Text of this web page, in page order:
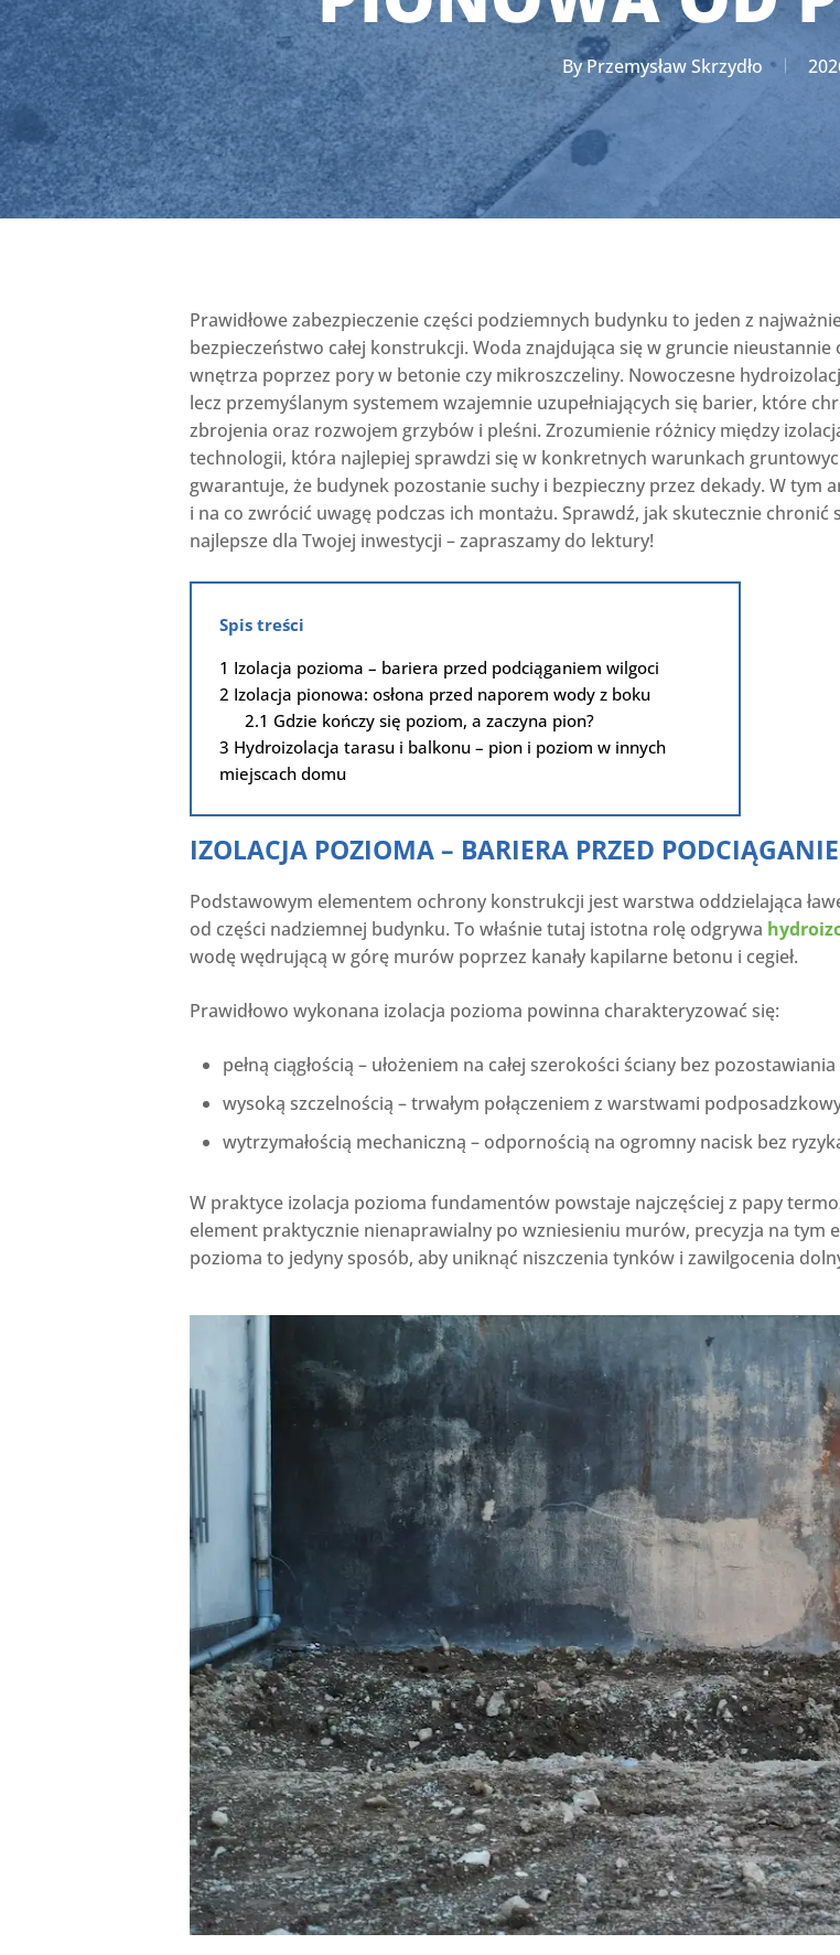
ByPrzemysław Skrzydło
Prawidłowe zabezpieczenie części podziemnych budynku to jeden z
bezpieczeństwo całej konstrukcji. Woda znajdująca się w gruncie
wnętrza poprzez pory w betonie czy mikroszczeliny. Nowoczesne
lecz przemyślanym systemem wzajemnie uzupełniających się barier, które
zbrojenia oraz rozwojem grzybów i pleśni. Zrozumienie różnicy między
technologii, która najlepiej sprawdzi się w konkretnych warunkach
gwarantuje, że budynek pozostanie suchy i bezpieczny przez dekady. W tym
i na co zwrócić uwagę podczas ich montażu. Sprawdź, jak skutecznie
najlepsze dla Twojej inwestycji – zapraszamy do lektury!
Spis treści
1 Izolacja pozioma – bariera przed podciąganiem wilgoci
2 Izolacja pionowa: osłona przed naporem wody z boku
2.1 Gdzie kończy się poziom, a zaczyna pion?
3 Hydroizolacja tarasu i balkonu – pion i poziom w innych
miejscach domu
IZOLACJA POZIOMA – BARIERA PRZED
Podstawowym elementem ochrony konstrukcji jest warstwa oddzielająca
od części nadziemnej budynku. To właśnie tutaj istotna rolę odgrywa
wodę wędrującą w górę murów poprzez kanały kapilarne betonu i cegieł.
Prawidłowo wykonana izolacja pozioma powinna charakteryzować się:
pełną ciągłością – ułożeniem na całej szerokości ściany bez
wysoką szczelnością – trwałym połączeniem z warstwami
wytrzymałością mechaniczną – odpornością na ogromny nacisk bez
W praktyce izolacja pozioma fundamentów powstaje najczęściej z papy
element praktycznie nienaprawialny po wzniesieniu murów, precyzja na tym
pozioma to jedyny sposób, aby uniknąć niszczenia tynków i zawilgocenia